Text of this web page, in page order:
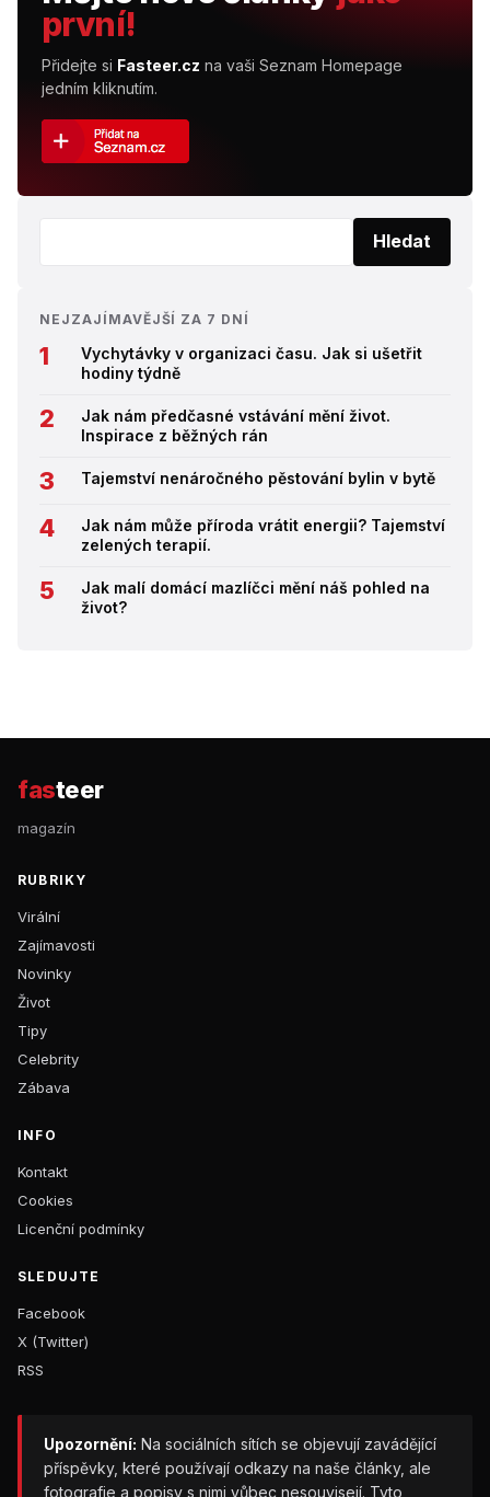
první!
Přidejte si Fasteer.cz na vaši Seznam Homepage
jedním kliknutím.
Hledat
NEJZAJÍMAVĚJŠÍ ZA 7 DNÍ
Vychytávky v organizaci času. Jak si ušetřit
hodiny týdně
Jak nám předčasné vstávání mění život.
Inspirace z běžných rán
Tajemství nenáročného pěstování bylin v bytě
Jak nám může příroda vrátit energii? Tajemství
zelených terapií.
Jak malí domácí mazlíčci mění náš pohled na
život?
fasteer
magazín
RUBRIKY
Virální
Zajímavosti
Novinky
Život
Tipy
Celebrity
Zábava
INFO
Kontakt
Cookies
Licenční podmínky
SLEDUJTE
Facebook
X (Twitter)
RSS
Upozornění: Na sociálních sítích se objevují zavádějící
příspěvky, které používají odkazy na naše články, ale
fotografie a popisy s nimi vůbec nesouvisejí. Tyto